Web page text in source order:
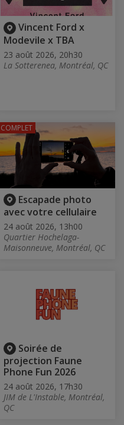
Vincent Ford x
Modevile x TBA
23 août 2026, 20h30
La Sotterenea, Montréal, QC
Escapade photo
avec votre cellulaire
24 août 2026, 13h00
Quartier Hochelaga-
Maisonneuve, Montréal, QC
COMPLET
Soirée de
projection Faune
Phone Fun 2026
24 août 2026, 17h30
JIM de L'Instable, Montréal,
QC